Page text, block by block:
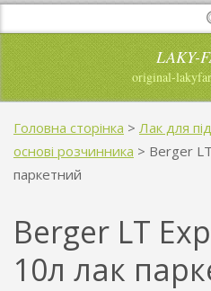
LAKY-
original-
Головна сторінка > Лак для
основі розчинника > Berger
паркетний
Berger LT
10л лак